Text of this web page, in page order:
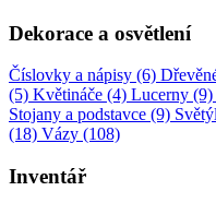
Dekorace a osvětlení
Číslovky a nápisy (6)
(5) Květináče (4) Lucerny (9)
Stojany a podstavce (9)
(18) Vázy (108)
Inventář